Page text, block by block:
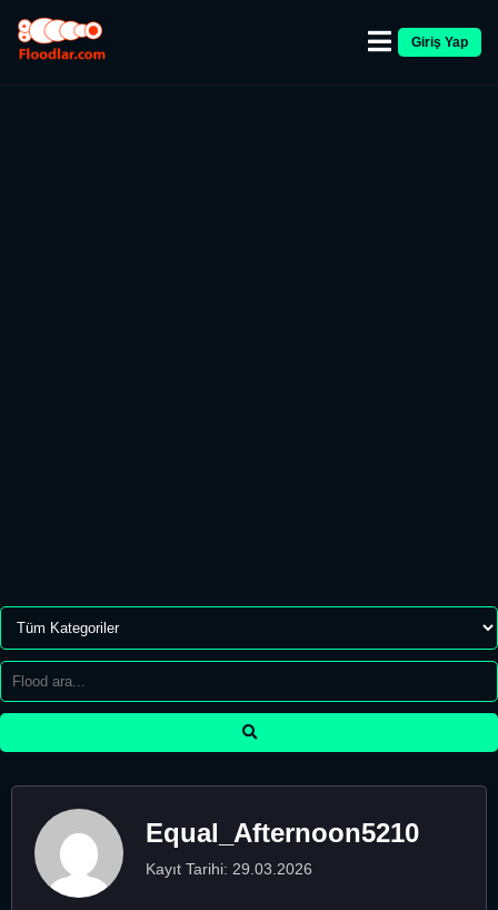
Giriş Yap
Equal_Afternoon5210
Kayıt Tarihi: 29.03.2026